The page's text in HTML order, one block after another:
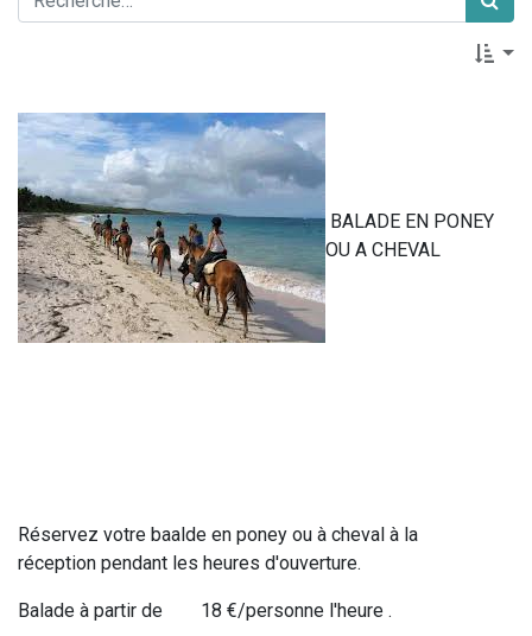
BALADE EN PONEY
OU A CHEVAL
Réservez votre baalde en poney ou à cheval à la
réception pendant les heures d'ouverture.
Balade à partir de 18 €/personne l'heure .